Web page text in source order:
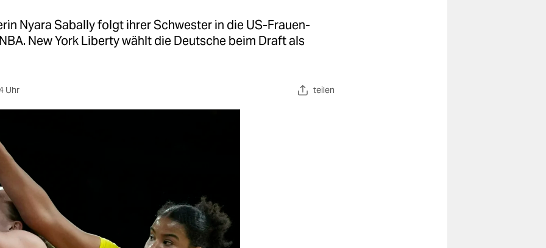
Nyara Sabally folgt ihrer Schwester in die US-Frauen-
New York Liberty wählt die Deutsche beim Draft als
Uhr teilen